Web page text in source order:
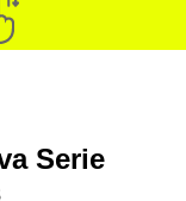
Serie